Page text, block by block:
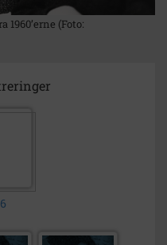
1960’erne (Foto: